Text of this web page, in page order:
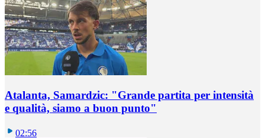
Atalanta, Samardzic: "Grande partita per intensità
e qualità, siamo a buon punto"
02:56